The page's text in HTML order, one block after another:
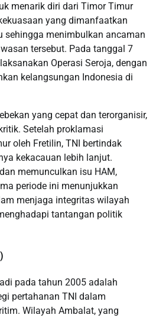
menarik diri dari Timor Timur
yang dimanfaatkan
sehingga menimbulkan ancaman
tersebut. Pada tanggal 7
Operasi Seroja, dengan
kelangsungan Indonesia di
yang cepat dan terorganisir,
Setelah proklamasi
oleh Fretilin, TNI bertindak
kekacauan lebih lanjut.
memunculkan isu HAM,
periode ini menunjukkan
menjaga integritas wilayah
tantangan politik
pada tahun 2005 adalah
pertahanan TNI dalam
Wilayah Ambalat, yang